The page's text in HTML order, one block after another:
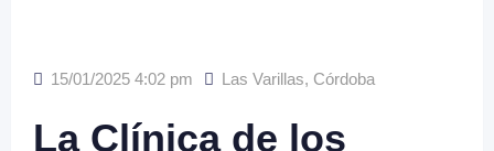
15/01/2025 4:02 pm Las Varillas, Córdoba
La Clínica de los